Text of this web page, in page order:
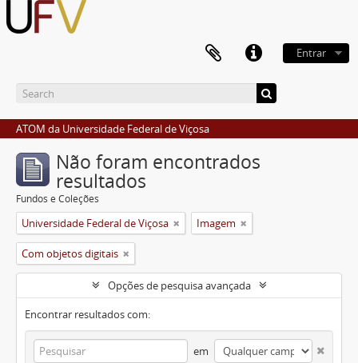
Entrar
ATOM da Universidade Federal de Viçosa
Não foram encontrados
resultados
Fundos e Coleções
Universidade Federal de Viçosa Imagem
Com objetos digitais
Opções de pesquisa avançada
Encontrar resultados com:
em